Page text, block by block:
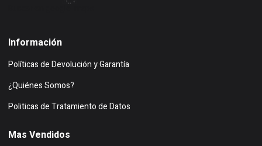
Información
Políticas de Devolución y Garantía
¿Quiénes Somos?
Politicas de Tratamiento de Datos
Mas Vendidos